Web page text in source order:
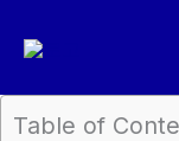
Table of